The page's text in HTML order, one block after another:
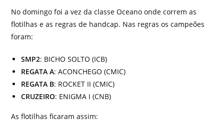
No domingo foi a vez da classe Oceano onde correm as
flotilhas e as regras de handcap. Nas regras os campeões
foram:
SMP2: BICHO SOLTO (ICB)
REGATA A: ACONCHEGO (CMIC)
REGATA B: ROCKET II (CMIC)
CRUZEIRO: ENIGMA I (CNB)
As flotilhas ficaram assim: